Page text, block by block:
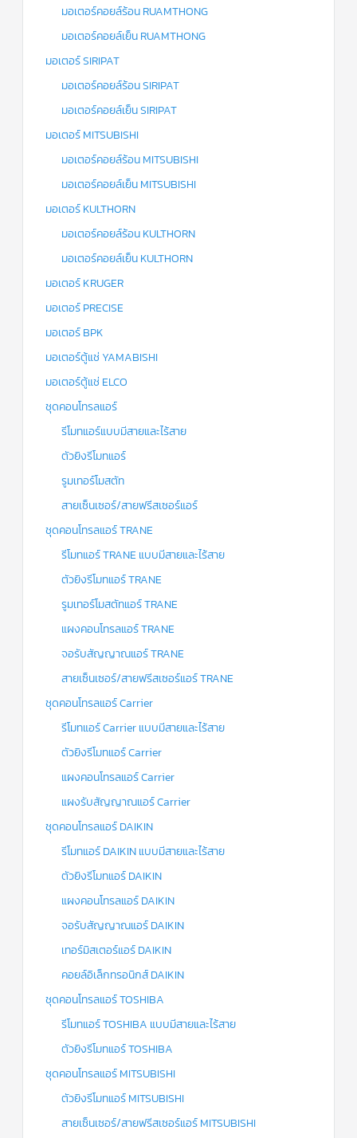
มอเตอร์คอยล์ร้อน RUAMTHONG
มอเตอร์คอยล์เย็น RUAMTHONG
มอเตอร์ SIRIPAT
มอเตอร์คอยล์ร้อน SIRIPAT
มอเตอร์คอยล์เย็น SIRIPAT
มอเตอร์ MITSUBISHI
มอเตอร์คอยล์ร้อน MITSUBISHI
มอเตอร์คอยล์เย็น MITSUBISHI
มอเตอร์ KULTHORN
มอเตอร์คอยล์ร้อน KULTHORN
มอเตอร์คอยล์เย็น KULTHORN
มอเตอร์ KRUGER
มอเตอร์ PRECISE
มอเตอร์ BPK
มอเตอร์ตู้แช่ YAMABISHI
มอเตอร์ตู้แช่ ELCO
ชุดคอนโทรลแอร์
รีโมทแอร์แบบมีสายและไร้สาย
ตัวยิงรีโมทแอร์
รูมเทอร์โมสตัท
สายเซ็นเซอร์/สายฟรีสเซอร์แอร์
ชุดคอนโทรลแอร์ TRANE
รีโมทแอร์ TRANE แบบมีสายและไร้สาย
ตัวยิงรีโมทแอร์ TRANE
รูมเทอร์โมสตัทแอร์ TRANE
แผงคอนโทรลแอร์ TRANE
จอรับสัญญาณแอร์ TRANE
สายเซ็นเซอร์/สายฟรีสเซอร์แอร์ TRANE
ชุดคอนโทรลแอร์ Carrier
รีโมทแอร์ Carrier แบบมีสายและไร้สาย
ตัวยิงรีโมทแอร์ Carrier
แผงคอนโทรลแอร์ Carrier
แผงรับสัญญาณแอร์ Carrier
ชุดคอนโทรลแอร์ DAIKIN
รีโมทแอร์ DAIKIN แบบมีสายและไร้สาย
ตัวยิงรีโมทแอร์ DAIKIN
แผงคอนโทรลแอร์ DAIKIN
จอรับสัญญาณแอร์ DAIKIN
เทอร์มิสเตอร์แอร์ DAIKIN
คอยล์อิเล็กทรอนิกส์ DAIKIN
ชุดคอนโทรลแอร์ TOSHIBA
รีโมทแอร์ TOSHIBA แบบมีสายและไร้สาย
ตัวยิงรีโมทแอร์ TOSHIBA
ชุดคอนโทรลแอร์ MITSUBISHI
ตัวยิงรีโมทแอร์ MITSUBISHI
สายเซ็นเซอร์/สายฟรีสเซอร์แอร์ MITSUBISHI